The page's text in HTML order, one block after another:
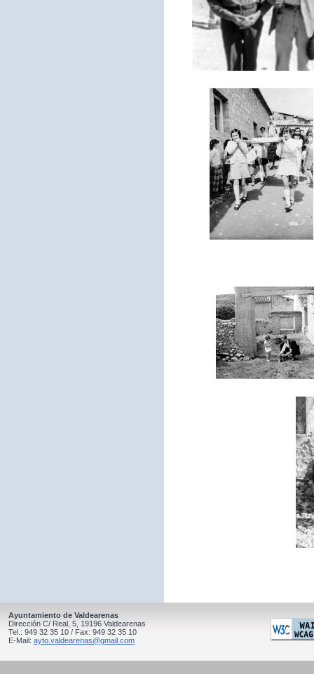
Ayuntamiento de Valdearenas
Dirección C/ Real, 5, 19196 Valdearenas
Tel.: 949 32 35 10 / Fax: 949 32 35 10
E-Mail: ayto.valdearenas@gmail.com